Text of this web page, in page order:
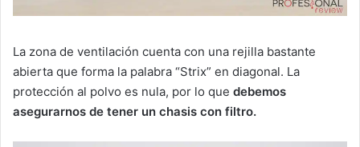
La zona de ventilación cuenta con una rejilla bastante
abierta que forma la palabra “Strix” en diagonal. La
protección al polvo es nula, por lo que debemos
asegurarnos de tener un chasis con filtro.